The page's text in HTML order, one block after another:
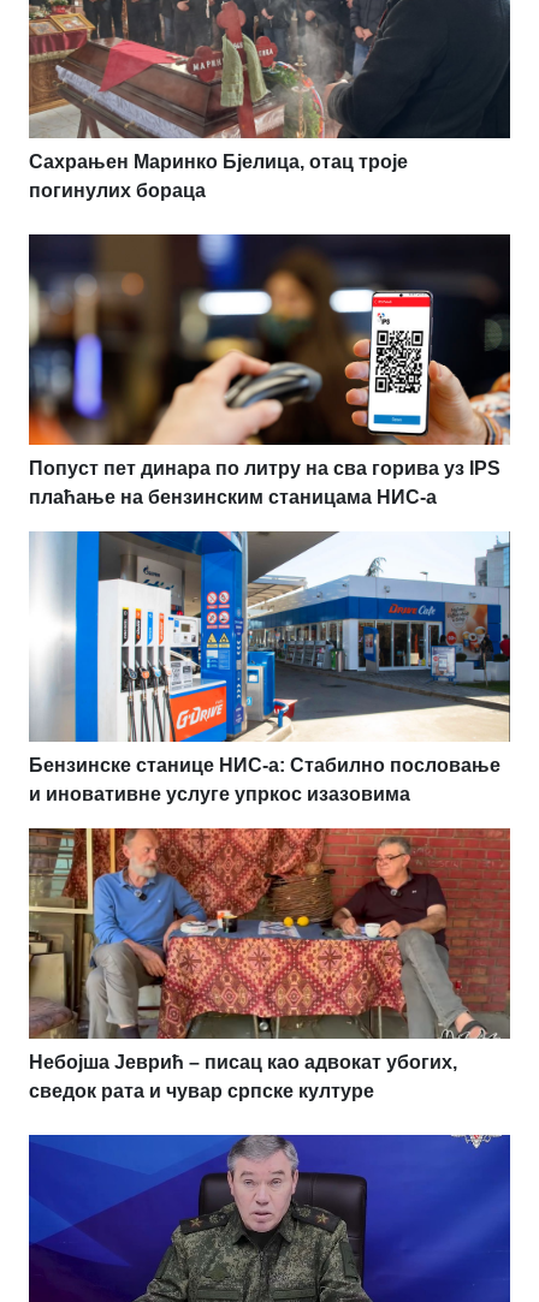
Сахрањен Маринко Бјелица, отац троје
погинулих бораца
Попуст пет динара по литру на сва горива уз IPS
плаћање на бензинским станицама НИС-а
Бензинске станице НИС-а: Стабилно пословање
и иновативне услуге упркос изазовима
Небојша Јеврић – писац као адвокат убогих,
сведок рата и чувар српске културе